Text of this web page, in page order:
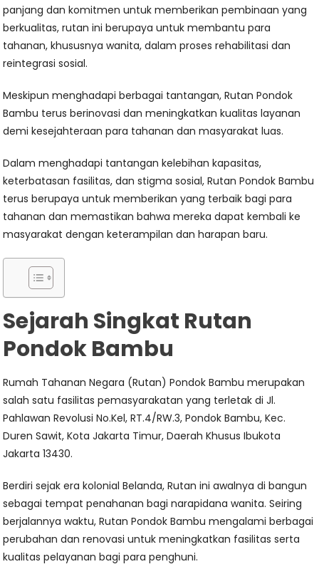
panjang dan komitmen untuk memberikan pembinaan yang
berkualitas, rutan ini berupaya untuk membantu para
tahanan, khususnya wanita, dalam proses rehabilitasi dan
reintegrasi sosial.
Meskipun menghadapi berbagai tantangan, Rutan Pondok
Bambu terus berinovasi dan meningkatkan kualitas layanan
demi kesejahteraan para tahanan dan masyarakat luas.
Dalam menghadapi tantangan kelebihan kapasitas,
keterbatasan fasilitas, dan stigma sosial, Rutan Pondok Bambu
terus berupaya untuk memberikan yang terbaik bagi para
tahanan dan memastikan bahwa mereka dapat kembali ke
masyarakat dengan keterampilan dan harapan baru.
Sejarah Singkat Rutan
Pondok Bambu
Rumah Tahanan Negara (Rutan) Pondok Bambu merupakan
salah satu fasilitas pemasyarakatan yang terletak di Jl.
Pahlawan Revolusi No.Kel, RT.4/RW.3, Pondok Bambu, Kec.
Duren Sawit, Kota Jakarta Timur, Daerah Khusus Ibukota
Jakarta 13430.
Berdiri sejak era kolonial Belanda, Rutan ini awalnya di bangun
sebagai tempat penahanan bagi narapidana wanita. Seiring
berjalannya waktu, Rutan Pondok Bambu mengalami berbagai
perubahan dan renovasi untuk meningkatkan fasilitas serta
kualitas pelayanan bagi para penghuni.